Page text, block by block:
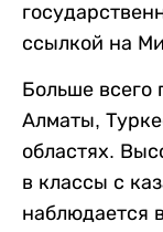
ссылкой на
Больше всего
Алматы,
областях.
в классы с
наблюдается